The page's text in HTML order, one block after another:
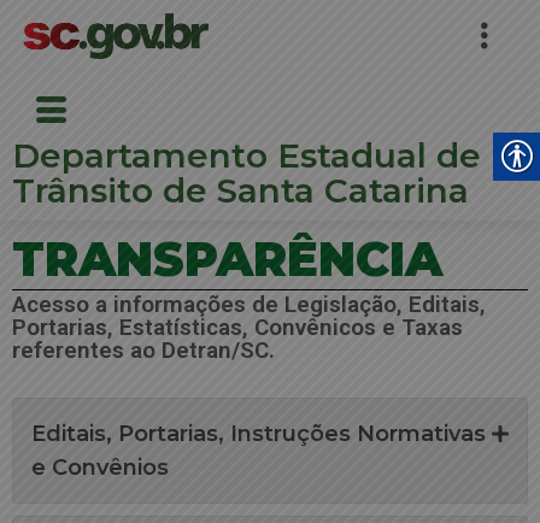
Departamento Estadual de
Trânsito de Santa Catarina
TRANSPARÊNCIA
Acesso a informações de Legislação, Editais,
Portarias, Estatísticas, Convênicos e Taxas
referentes ao Detran/SC.
Editais, Portarias, Instruções Normativas
e Convênios